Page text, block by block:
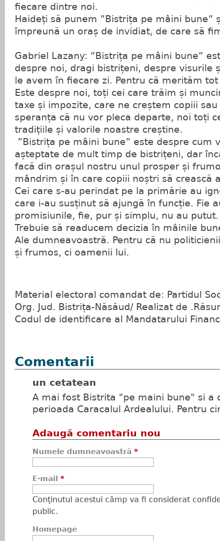
fiecare dintre noi.
Haideți să punem ”Bistrița pe mâini bune”
împreună un oraș de invidiat, de care să
Gabriel Lazany: ”Bistrița pe mâini bune”
despre noi, dragi bistrițeni, despre visurile
le avem în fiecare zi. Pentru că merităm
Este despre noi, toți cei care trăim și
taxe și impozite, care ne creștem copiii
speranța că nu vor pleca departe, noi toți
tradițiile și valorile noastre creștine.
”Bistrița pe mâini bune” este despre cum
așteptate de mult timp de bistrițeni, dar
facă din orașul nostru unul prosper și
mândrim și în care copiii noștri să crească
Cei care s-au perindat pe la primărie au
care i-au susținut să ajungă în funcție. Fie
promisiunile, fie, pur și simplu, nu au putut.
Trebuie să readucem decizia în mâinile
Ale dumneavoastră. Pentru că nu
și frumos, ci oamenii lui.
Material electoral comandat de: Partidul
Org. Jud. Bistrița-Năsăud/ Realizat de
Codul de identificare al Mandatarului
Comentarii
un cetatean
A mai fost Bistrita "pe maini bune" si a
perioada Caracalul Ardealului. Pentru
Adaugă comentariu nou
Numele dumneavoastră *
E-mail *
Conţinutul acestui câmp va fi considerat
public.
Homepage